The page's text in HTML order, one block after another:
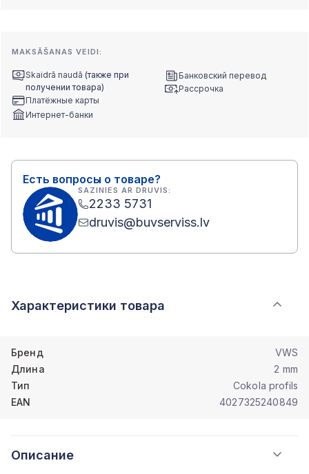
MAKSĀŠANAS VEIDI:
Skaidrā naudā (также при
получении товара)
Платёжные карты
Интернет-банки
Банковский перевод
Рассрочка
Есть вопросы о товаре?
SAZINIES AR DRUVIS:
2233 5731
druvis@buvserviss.lv
Характеристики товара
Бренд
VWS
Длина
2 mm
Тип
Cokola profils
EAN
4027325240849
Описание